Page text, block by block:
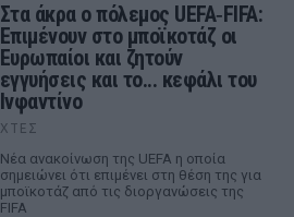
Στα άκρα ο πόλεμος UEFA‑FIFA:
Επιμένουν στο μποϊκοτάζ οι
Ευρωπαίοι και ζητούν
εγγυήσεις και το... κεφάλι του
Ινφαντίνο
ΧΤΕΣ
Νέα ανακοίνωση της UEFA η οποία
σημειώνει ότι επιμένει στη θέση της για
μποϊκοτάζ από τις διοργανώσεις της
FIFA